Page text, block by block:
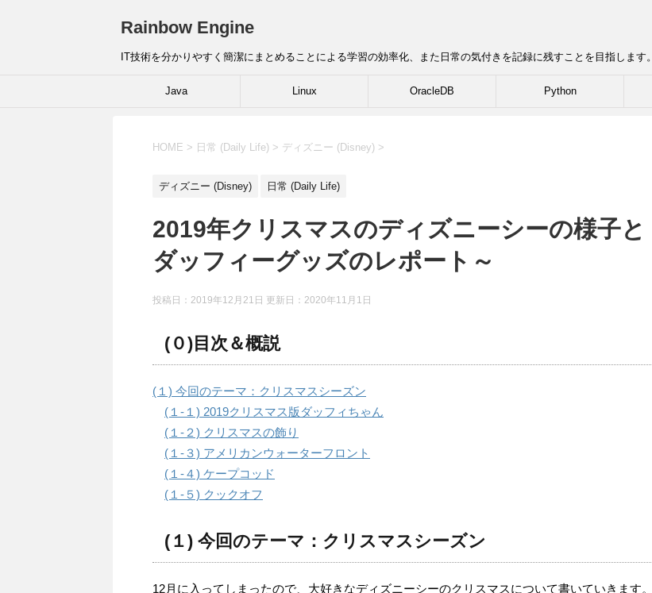
Rainbow Engine
IT技術を分かりやすく簡潔にまとめることによる学習の効率化、また日常の気付きを記録に残すことを目指します。
Java Linux OracleDB Python
HOME > 日常 (Daily Life) > ディズニー (Disney) >
ディズニー (Disney) 日常 (Daily Life)
2019年クリスマスのディズニーシーの様子と
ダッフィーグッズのレポート～
投稿日：2019年12月21日 更新日： 2020年11月1日
(０)目次＆概説
(１) 今回のテーマ：クリスマスシーズン
(１-１) 2019クリスマス版ダッフィちゃん
(１-２) クリスマスの飾り
(１-３) アメリカンウォーターフロント
(１-４) ケープコッド
(１-５) クックオフ
(１) 今回のテーマ：クリスマスシーズン
12月に入ってしまったので、大好きなディズニーシーのクリスマスについて書いていきます。